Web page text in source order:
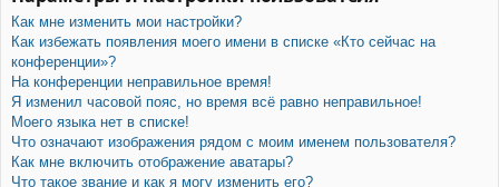
Как мне изменить мои настройки?
Как избежать появления моего имени в списке «Кто сейчас на
конференции»?
На конференции неправильное время!
Я изменил часовой пояс, но время всё равно неправильное!
Моего языка нет в списке!
Что означают изображения рядом с моим именем пользователя?
Как мне включить отображение аватары?
Что такое звание и как я могу изменить его?